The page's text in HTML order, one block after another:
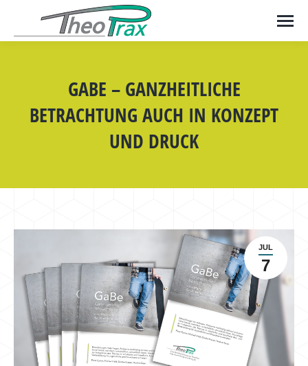
GABE – GANZHEITLICHE
BETRACHTUNG AUCH IN KONZEPT
UND DRUCK
JUL
7